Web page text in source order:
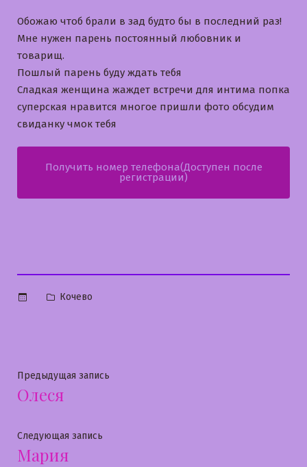
Обожаю чтоб брали в зад будто бы в последний раз!
Мне нужен парень постоянный любовник и
товарищ.
Пошлый парень буду ждать тебя
Сладкая женщина жаждет встречи для интима попка
суперская нравится многое пришли фото обсудим
свиданку чмок тебя
Получить номер телефона(Доступен после
регистрации)
Опубликовано
Кочево
Навигация
по
записям
Предыдущая запись
Олеся
Следующая запись
Мария